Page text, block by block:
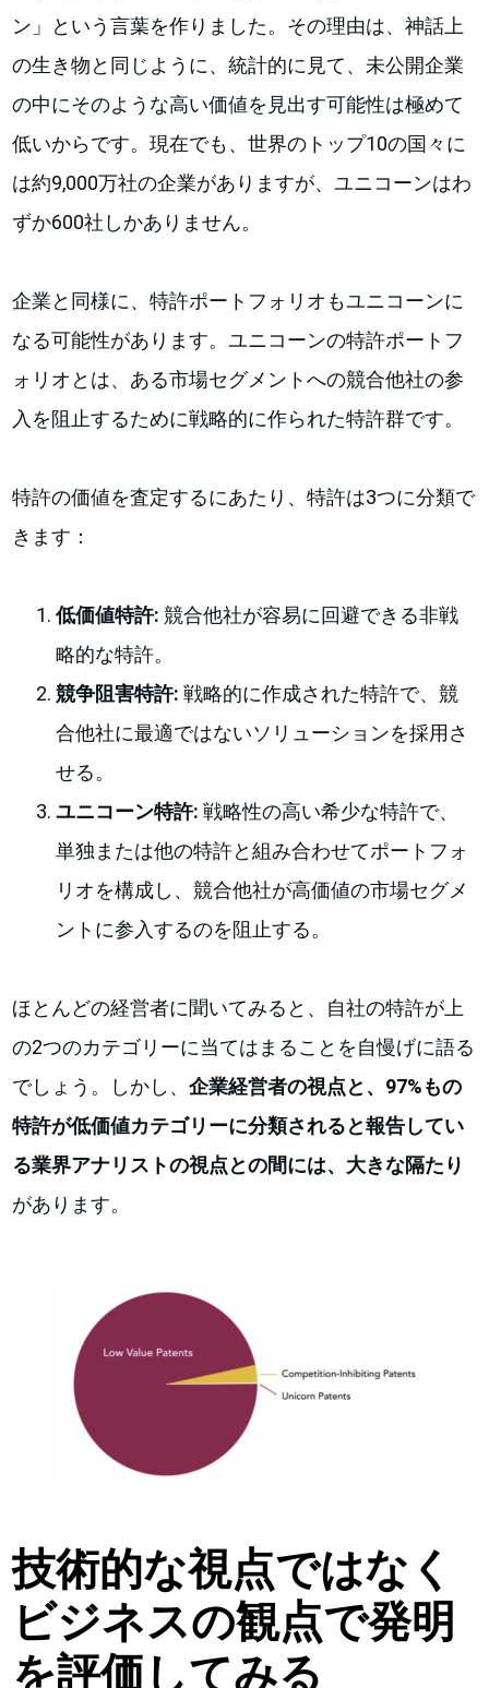
ン」という言葉を作りました。その理由は、神話上
の生き物と同じように、統計的に見て、未公開企業
の中にそのような高い価値を見出す可能性は極めて
低いからです。現在でも、世界のトップ10の国々に
は約9,000万社の企業がありますが、ユニコーンはわ
ずか600社しかありません。
企業と同様に、特許ポートフォリオもユニコーンに
なる可能性があります。ユニコーンの特許ポートフ
ォリオとは、ある市場セグメントへの競合他社の参
入を阻止するために戦略的に作られた特許群です。
特許の価値を査定するにあたり、特許は3つに分類で
きます：
低価値特許: 競合他社が容易に回避できる非戦
略的な特許。
競争阻害特許:戦略的に作成された特許で、競
合他社に最適ではないソリューションを採用さ
せる。
ユニコーン特許:戦略性の高い希少な特許で、
単独または他の特許と組み合わせてポートフォ
リオを構成し、競合他社が高価値の市場セグメ
ントに参入するのを阻止する。
ほとんどの経営者に聞いてみると、自社の特許が上
の2つのカテゴリーに当てはまることを自慢げに語る
でしょう。しかし、企業経営者の視点と、97%もの
特許が低価値カテゴリーに分類されると報告してい
る業界アナリストの視点との間には、大きな隔たり
があります。
技術的な視点ではなく
ビジネスの観点で発明
を評価してみる